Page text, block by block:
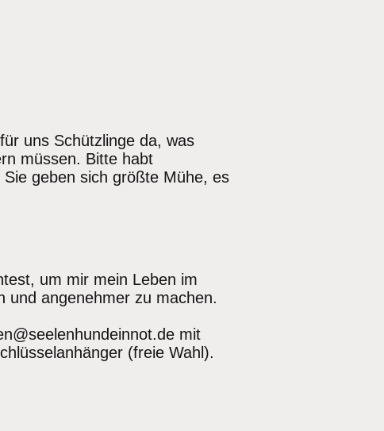
uns Schützlinge da, was
müssen. Bitte habt
geben sich größte Mühe, es
um mir mein Leben im
und angenehmer zu machen.
mit
(freie Wahl).